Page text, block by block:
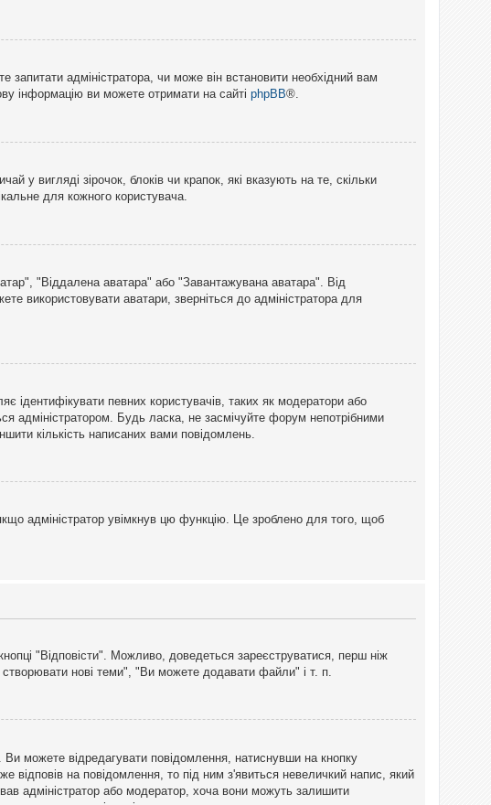
адміністратора, чи може він встановити необхідний вам
інформацію ви можете отримати на сайті phpBB®.
у вигляді зірочок, блоків чи крапок, які вказують на те, скільки
для кожного користувача.
"Віддалена аватара" або "Завантажувана аватара". Від
використовувати аватари, зверніться до адміністратора для
ідентифікувати певних користувачів, таких як модератори або
адміністратором. Будь ласка, не засмічуйте форум непотрібними
кількість написаних вами повідомлень.
адміністратор увімкнув цю функцію. Це зроблено для того, щоб
"Відповісти". Можливо, доведеться зареєструватися, перш ніж
нові теми", "Ви можете додавати файли" і т. п.
можете відредагувати повідомлення, натиснувши на кнопку
на повідомлення, то під ним з'явиться невеличкий напис, який
адміністратор або модератор, хоча вони можуть залишити